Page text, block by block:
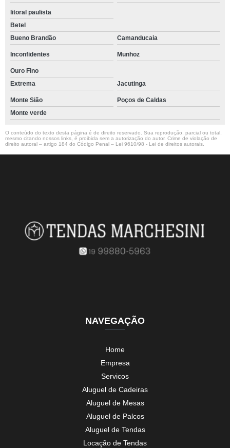
litoral paulista
Betel
Bueno Brandão
Camanducaia
Inconfidentes Munhoz
Ouro Fino
Extrema
Jacutinga
Monte Sião
Poços de Caldas
Monte verde
O conteúdo do texto desta página é de direito reservado. Sua reprodução, parcial ou total,
mesmo citando nossos links, é proibida sem a autorização do autor. Crime de violação de
direito autoral – artigo 184 do Código Penal – Lei 9610/98 - Lei de direitos autorais
NAVEGAÇÃO
Home
Empresa
Servicos
Aluguel de Cadeiras
Aluguel de Mesas
Aluguel de Palcos
Aluguel de Tendas
Locação de Tendas